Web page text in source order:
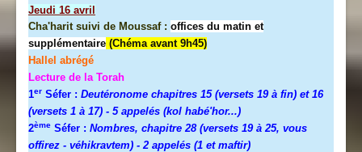
Jeudi 16 avril
Cha'harit suivi de Moussaf : offices du matin et
supplémentaire (Chéma avant 9h45)
Hallel abrégé
Lecture de la Torah
1er Séfer : Deutéronome chapitres 15 (versets 19 à fin) et 16
(versets 1 à 17) - 5 appelés (kol habé'hor...)
2ème Séfer : Nombres, chapitre 28 (versets 19 à 25, vous
offirez - véhikravtem) - 2 appelés (1 et maftir)